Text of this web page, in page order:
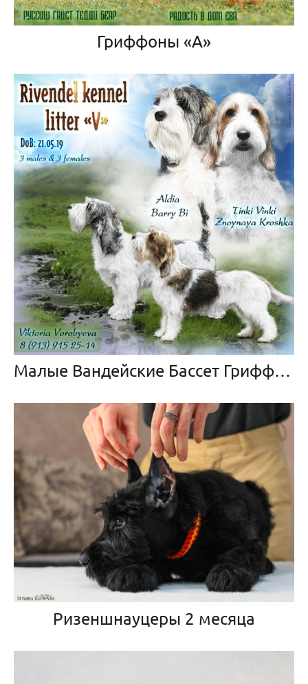
Гриффоны «А»
Малые Вандейские Бассет Гриффоны
Ризеншнауцеры 2 месяца